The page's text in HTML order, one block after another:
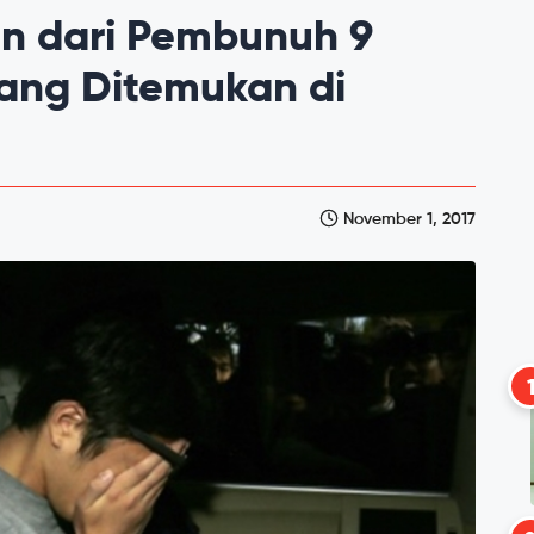
dari Pembunuh 9
Ditemukan di
November 1, 2017
1